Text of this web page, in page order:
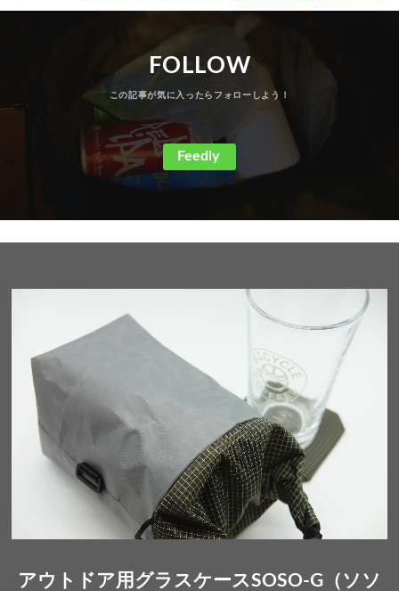
FOLLOW
Feedly
アウトドア用グラスケースSOSO-G（ソソ